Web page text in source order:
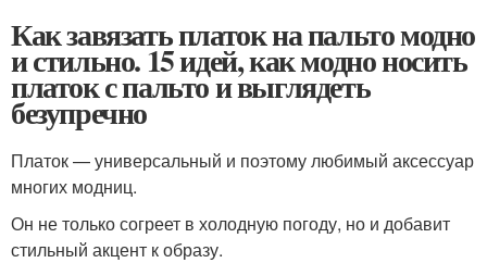
Как завязать платок на пальто модно
и стильно. 15 идей, как модно носить
платок с пальто и выглядеть
безупречно
Платок — универсальный и поэтому любимый аксессуар
многих модниц.
Он не только согреет в холодную погоду, но и добавит
стильный акцент к образу.